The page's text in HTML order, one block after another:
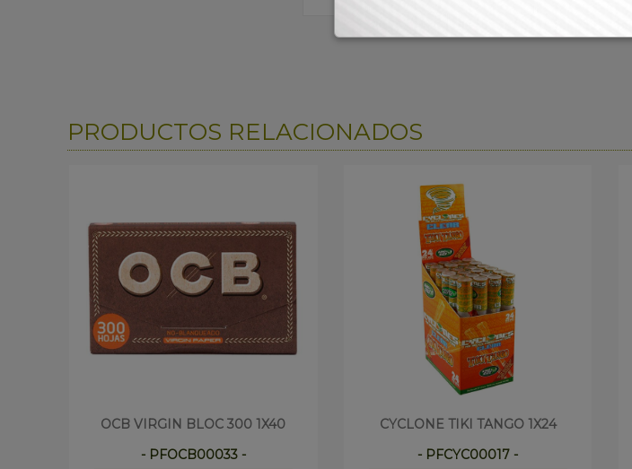
PRODUCTOS RELACIONADOS
OCB VIRGIN BLOC 300 1X40
- PFOCB00033 -
CYCLONE TIKI TANGO 1X24
- PFCYC00017 -